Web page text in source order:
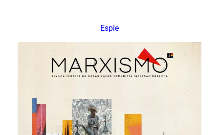
Espie